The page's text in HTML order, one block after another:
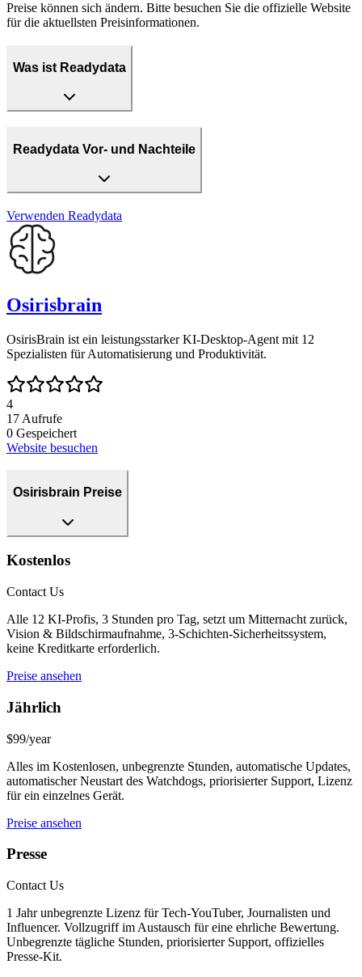
Preise können sich ändern. Bitte besuchen Sie die offizielle Website
für die aktuellsten Preisinformationen.
Was ist Readydata
Readydata Vor- und Nachteile
Verwenden Readydata
Osirisbrain
OsirisBrain ist ein leistungsstarker KI-Desktop-Agent mit 12
Spezialisten für Automatisierung und Produktivität.
4
17 Aufrufe
0 Gespeichert
Website besuchen
Osirisbrain Preise
Kostenlos
Contact Us
Alle 12 KI-Profis, 3 Stunden pro Tag, setzt um Mitternacht zurück,
Vision & Bildschirmaufnahme, 3-Schichten-Sicherheitssystem,
keine Kreditkarte erforderlich.
Preise ansehen
Jährlich
$99/year
Alles im Kostenlosen, unbegrenzte Stunden, automatische Updates,
automatischer Neustart des Watchdogs, priorisierter Support, Lizenz
für ein einzelnes Gerät.
Preise ansehen
Presse
Contact Us
1 Jahr unbegrenzte Lizenz für Tech-YouTuber, Journalisten und
Influencer. Vollzugriff im Austausch für eine ehrliche Bewertung.
Unbegrenzte tägliche Stunden, priorisierter Support, offizielles
Presse-Kit.